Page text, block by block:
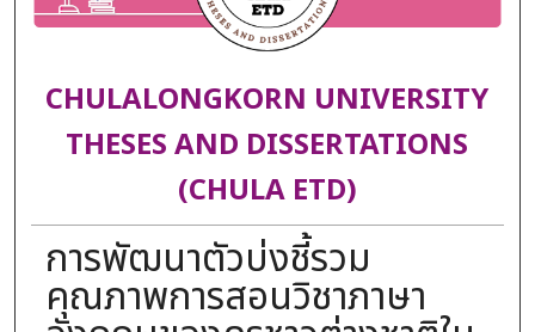
CHULALONGKORN UNIVERSITY
THESES AND DISSERTATIONS
(CHULA ETD)
การพัฒนาตัวบ่งชี้รวม
คุณภาพการสอนวิชาภาษา